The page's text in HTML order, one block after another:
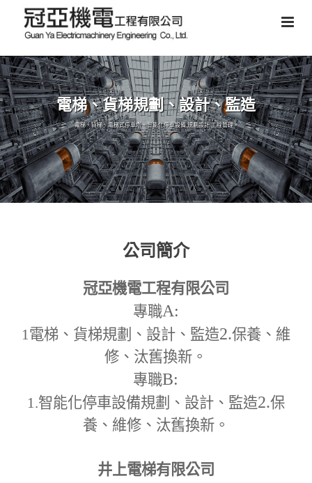
電梯、貨梯規劃、設計、監造
電梯、貨梯、電梯式停車塔、智能化停車設備,規劃設計,工程管理。
公司簡介
冠亞機電工程有限公司
專職A:
1電梯、貨梯規劃、設計、監造2.保養、維
修、汰舊換新。
專職B:
1.智能化停車設備規劃、設計、監造2.保
養、維修、汰舊換新。
井上電梯有限公司